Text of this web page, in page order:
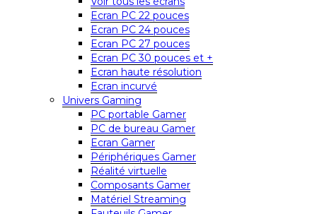
Ecran PC 22 pouces
Ecran PC 24 pouces
Ecran PC 27 pouces
Ecran PC 30 pouces et +
Ecran haute résolution
Ecran incurvé
Univers Gaming
PC portable Gamer
PC de bureau Gamer
Ecran Gamer
Périphériques Gamer
Réalité virtuelle
Composants Gamer
Matériel Streaming